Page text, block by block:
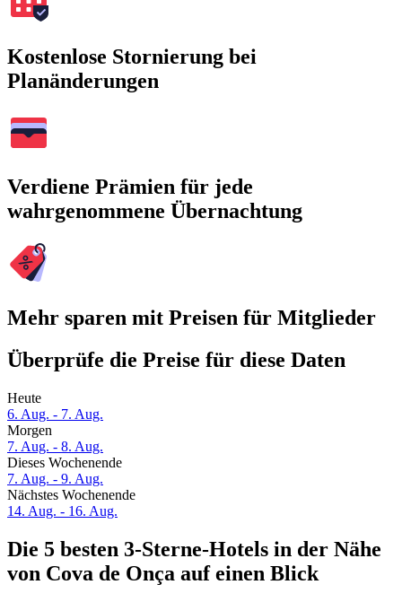
Kostenlose Stornierung bei
Planänderungen
Verdiene Prämien für jede
wahrgenommene Übernachtung
Mehr sparen mit Preisen für Mitglieder
Überprüfe die Preise für diese Daten
Heute
6. Aug. - 7. Aug.
Morgen
7. Aug. - 8. Aug.
Dieses Wochenende
7. Aug. - 9. Aug.
Nächstes Wochenende
14. Aug. - 16. Aug.
Die 5 besten 3-Sterne-Hotels in der Nähe
von Cova de Onça auf einen Blick